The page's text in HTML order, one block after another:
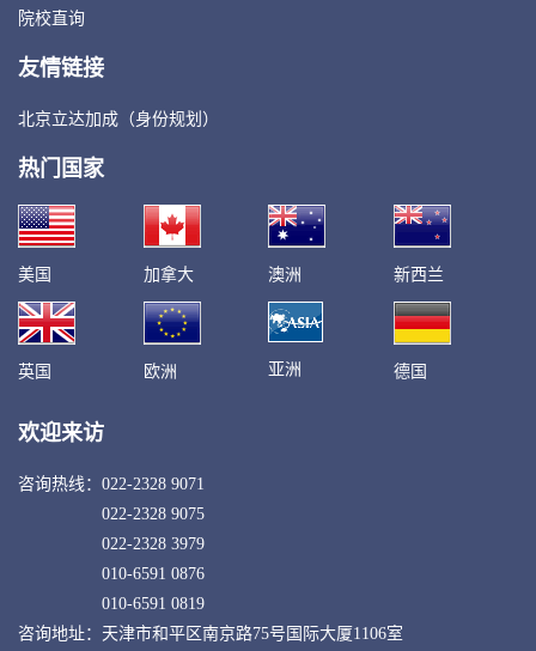
院校直询
友情链接
北京立达加成（身份规划）
热门国家
美国 加拿大 澳洲 新西兰
英国 欧洲 亚洲 德国
欢迎来访
咨询热线： 022-2328 9071
022-2328 9075
022-2328 3979
010-6591 0876
010-6591 0819
咨询地址：天津市和平区南京路75号国际大厦1106室